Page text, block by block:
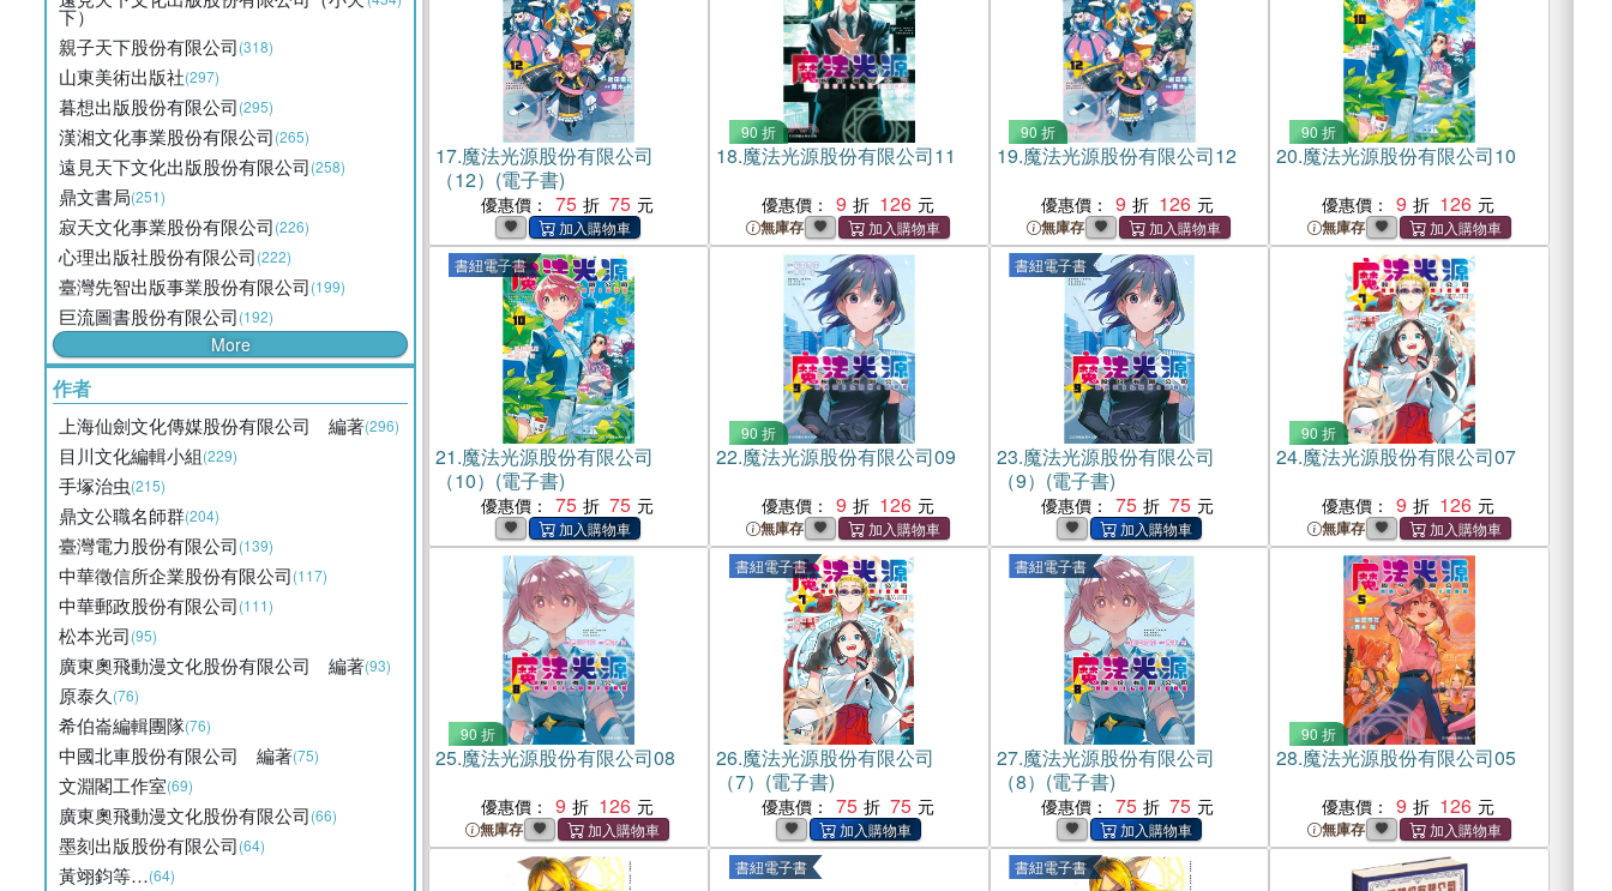
下）
親子天下股份有限公司(318)
山東美術出版社(297)
暮想出版股份有限公司(295)
漢湘文化事業股份有限公司(265)
遠見天下文化出版股份有限公司(258)
鼎文書局(251)
寂天文化事業股份有限公司(226)
心理出版社股份有限公司(222)
臺灣先智出版事業股份有限公司(199)
巨流圖書股份有限公司(192)
More
作者
上海仙劍文化傳媒股份有限公司 編著(296)
目川文化編輯小組(229)
手塚治虫(215)
鼎文公職名師群(204)
臺灣電力股份有限公司(139)
中華徵信所企業股份有限公司(117)
中華郵政股份有限公司(111)
松本光司(95)
廣東奧飛動漫文化股份有限公司 編著(93)
原泰久 (76)
希伯崙編輯團隊(76)
中國北車股份有限公司 編著(75)
文淵閣工作室(69)
廣東奧飛動漫文化股份有限公司(66)
墨刻出版股份有限公司(64)
黃翊鈞等…(64)
17.魔法光源股份有限公司
（12）(電子書)
優惠價： 75 75
90 折
18.魔法光源股份有限公司11
優惠價： 9 126
無庫存
90 折
19.魔法光源股份有限公司12
優惠價： 9 126
無庫存
90 折
20.魔法光源股份有限公司10
優惠價： 9 126
無庫存
書紐電子書
21.魔法光源股份有限公司
（10）(電子書)
優惠價： 75 75
90 折
22.魔法光源股份有限公司09
優惠價： 9 126
無庫存
書紐電子書
23.魔法光源股份有限公司
（9）(電子書)
優惠價： 75 75
90 折
24.魔法光源股份有限公司07
優惠價： 9 126
無庫存
90 折
25.魔法光源股份有限公司08
優惠價： 9 126
無庫存
書紐電子書
26.魔法光源股份有限公司
（7）(電子書)
優惠價： 75 75
書紐電子書
27.魔法光源股份有限公司
（8）(電子書)
優惠價： 75 75
90 折
28.魔法光源股份有限公司05
優惠價： 9 126
無庫存
書紐電子書 書紐電子書